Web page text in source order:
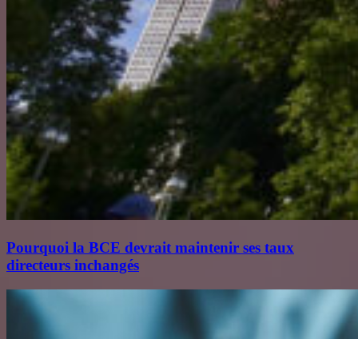
Pourquoi la BCE devrait maintenir ses taux
directeurs inchangés